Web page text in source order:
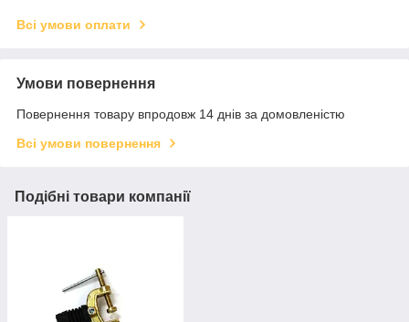
Всі умови оплати
Умови повернення
Повернення товару впродовж 14 днів за домовленістю
Всі умови повернення
Подібні товари компанії